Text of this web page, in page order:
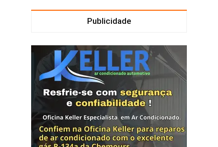
Publicidade